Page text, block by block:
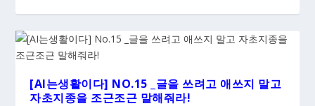
[AI는생활이다] NO.15 _글을 쓰려고 애쓰지 말고
자초지종을 조근조근 말해줘라!